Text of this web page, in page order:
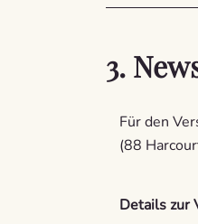
3.
Für den
(88
Details zur